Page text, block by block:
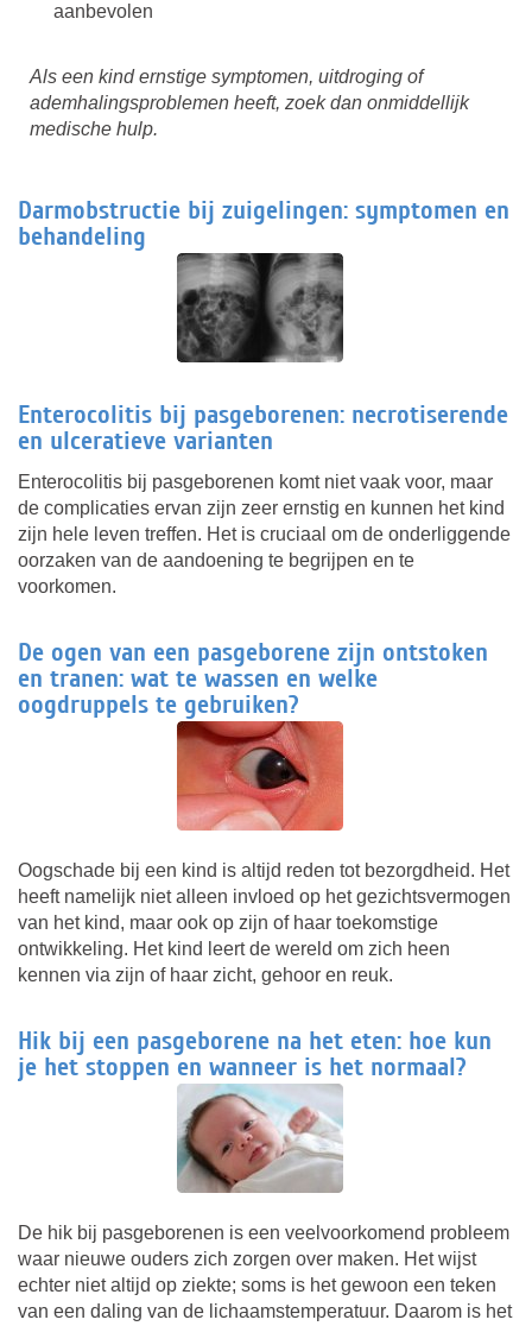
aanbevolen
Als een kind ernstige symptomen, uitdroging of
ademhalingsproblemen heeft, zoek dan onmiddellijk
medische hulp.
Darmobstructie bij zuigelingen: symptomen en
behandeling
Enterocolitis bij pasgeborenen: necrotiserende
en ulceratieve varianten
Enterocolitis bij pasgeborenen komt niet vaak voor, maar
de complicaties ervan zijn zeer ernstig en kunnen het kind
zijn hele leven treffen. Het is cruciaal om de onderliggende
oorzaken van de aandoening te begrijpen en te
voorkomen.
De ogen van een pasgeborene zijn ontstoken
en tranen: wat te wassen en welke
oogdruppels te gebruiken?
Oogschade bij een kind is altijd reden tot bezorgdheid. Het
heeft namelijk niet alleen invloed op het gezichtsvermogen
van het kind, maar ook op zijn of haar toekomstige
ontwikkeling. Het kind leert de wereld om zich heen
kennen via zijn of haar zicht, gehoor en reuk.
Hik bij een pasgeborene na het eten: hoe kun
je het stoppen en wanneer is het normaal?
De hik bij pasgeborenen is een veelvoorkomend probleem
waar nieuwe ouders zich zorgen over maken. Het wijst
echter niet altijd op ziekte; soms is het gewoon een teken
van een daling van de lichaamstemperatuur. Daarom is het